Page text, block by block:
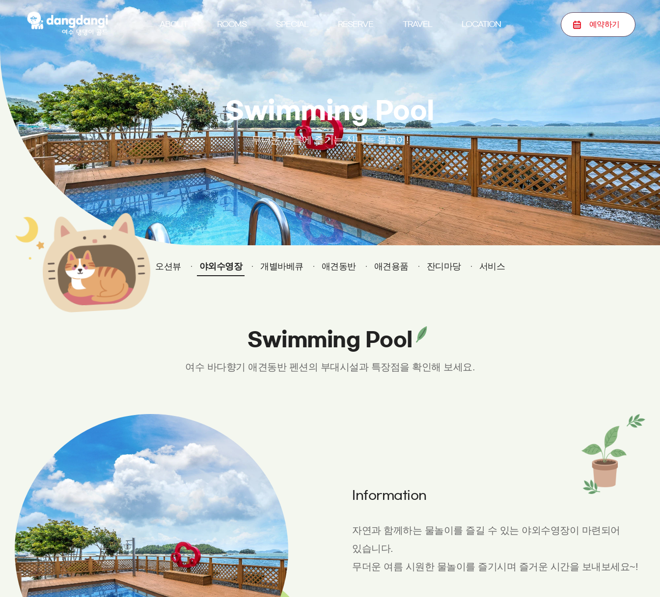
ABOUT ROOMS SPECIAL RESERVE TRAVEL LOCATION 예약하기
Swimming Pool
무더운 여름에 즐기는 신나는 물놀이!
오션뷰 야외수영장 개별바베큐 애견동반 애견용품 잔디마당 서비스
Swimming Pool
여수 바다향기 애견동반 펜션의 부대시설과 특장점을 확인해 보세요.
Information
자연과 함께하는 물놀이를 즐길 수 있는 야외수영장이 마련되어
있습니다.
무더운 여름 시원한 물놀이를 즐기시며 즐거운 시간을 보내보세요~!